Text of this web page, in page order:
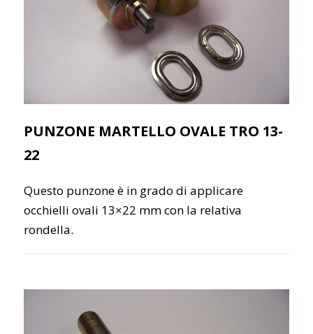
PUNZONE MARTELLO OVALE TRO 13-
22
Questo punzone è in grado di applicare
occhielli ovali 13×22 mm con la relativa
rondella.